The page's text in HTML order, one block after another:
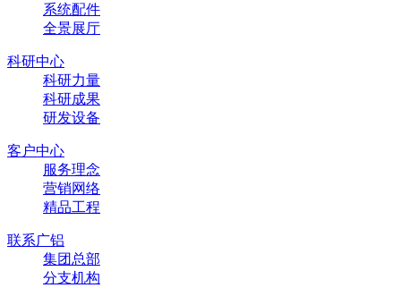
系统配件
全景展厅
科研中心
科研力量
科研成果
研发设备
客户中心
服务理念
营销网络
精品工程
联系广铝
集团总部
分支机构